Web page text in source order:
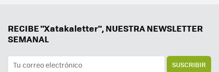
RECIBE "Xatakaletter", NUESTRA NEWSLETTER
SEMANAL
SUSCRIBIR